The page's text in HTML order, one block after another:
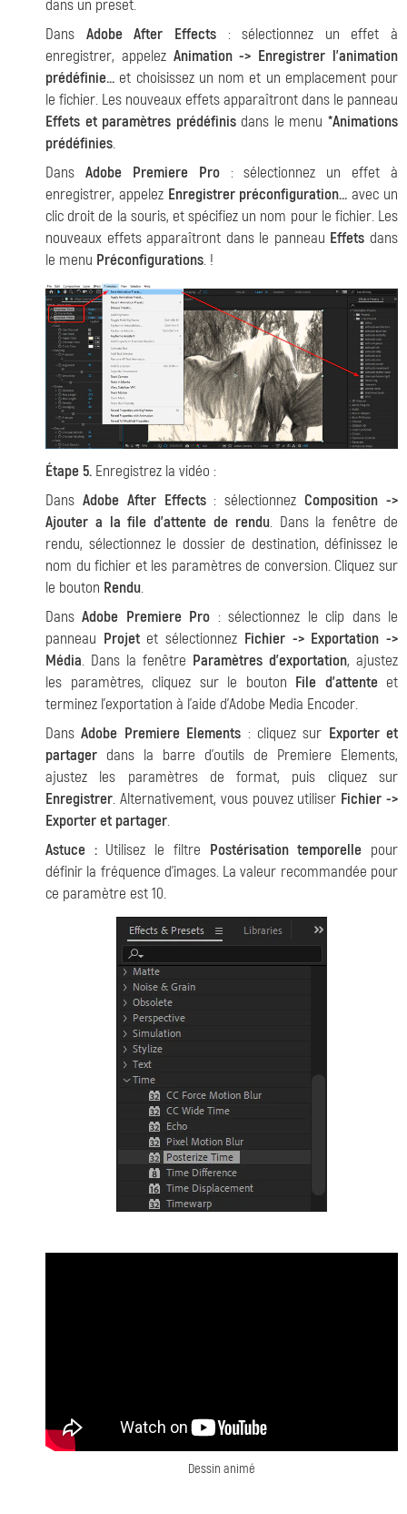
dans un preset.
Dans Adobe After Effects: sélectionnez un effet à
enregistrer, appelez Animation -> Enregistrer l'animation
prédéfinie… et choisissez un nom et un emplacement pour
le fichier. Les nouveaux effets apparaîtront dans le panneau
Effets et paramètres prédéfinisdans le menu*Animations
prédéfinies.
Dans Adobe Premiere Pro: sélectionnez un effet à
enregistrer, appelez Enregistrer préconfiguration... avec un
clic droit de la souris, et spécifiez un nom pour le fichier. Les
nouveaux effets apparaîtront dans le panneau Effets dans
le menu Préconfigurations. !
Étape 5. Enregistrez la vidéo :
Dans Adobe After Effects: sélectionnezComposition ->
Ajouter a la file d'attente de rendu. Dans la fenêtre de
rendu, sélectionnez le dossier de destination, définissez le
nom du fichier et les paramètres de conversion. Cliquez sur
le bouton Rendu.
DansAdobe Premiere Pro : sélectionnez le clip dans le
panneau Projetet sélectionnez Fichier -> Exportation ->
Média. Dans la fenêtre Paramètres d'exportation, ajustez
les paramètres, cliquez sur le bouton File d'attenteet
terminez l'exportation à l'aide d'Adobe Media Encoder.
DansAdobe Premiere Elements : cliquez sur Exporter et
partager dans la barre d'outils de Premiere Elements,
ajustez les paramètres de format, puis cliquez sur
Enregistrer. Alternativement, vous pouvez utiliser Fichier ->
Exporter et partager.
Astuce :Utilisez le filtre Postérisation temporelle pour
définir la fréquence d'images. La valeur recommandée pour
ce paramètre est 10.
Dessin animé